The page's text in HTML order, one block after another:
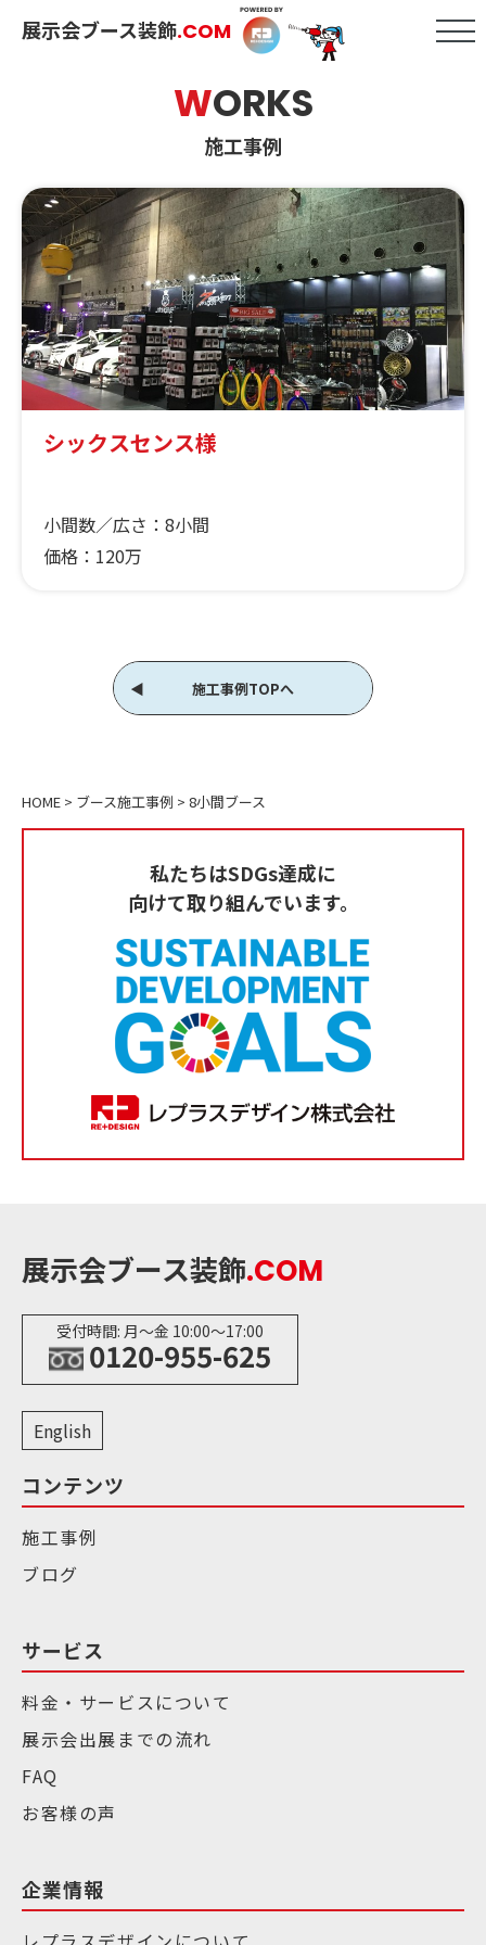
展示会ブース装飾.COM
WORKS
施工事例
シックスセンス様
小間数／広さ： 8小間
価格： 120万
施工事例TOPへ
HOME > ブース施工事例 > 8小間ブース
私たちはSDGs達成に
向けて取り組んでいます。
展示会ブース装飾.COM
受付時間: 月〜金 10:00〜17:00
0120-955-625
English
コンテンツ
施工事例
ブログ
サービス
料金・サービスについて
展示会出展までの流れ
FAQ
お客様の声
企業情報